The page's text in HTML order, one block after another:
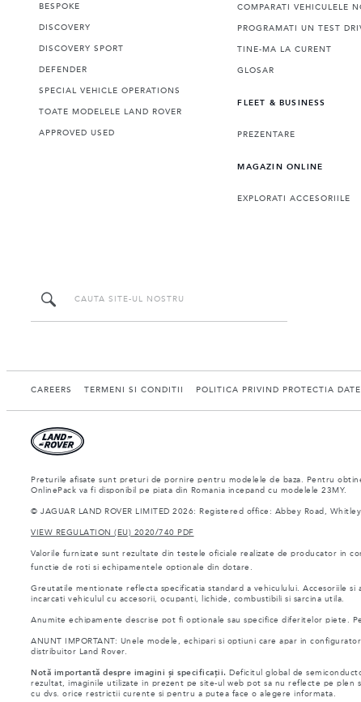
BESPOKE
DISCOVERY
DISCOVERY SPORT
DEFENDER
SPECIAL VEHICLE OPERATIONS
TOATE MODELELE LAND ROVER
APPROVED USED
COMPARATI VEHICULELE
PROGRAMATI UN TEST
TINE-MA LA CURENT
GLOSAR
FLEET & BUSINESS
PREZENTARE
MAGAZIN ONLINE
EXPLORATI ACCESORIILE
CAREERS TERMENI SI CONDITII POLITICA PRIVIND PROTECTIA
Preturile afisate sunt preturi de pornire pentru modelele de baza. Pentru
OnlinePack va fi disponibil pe piata din Romania incepand cu modelele 23MY.
© JAGUAR LAND ROVER LIMITED 2026: Registered office: Abbey Road,
VIEW REGULATION (EU) 2020/740 PDF
Valorile furnizate sunt rezultate din testele oficiale realizate de producator in
functie de roti si echipamentele optionale din dotare.
Greutatile mentionate reflecta specificatia standard a vehiculului. Accesoriile
incarcati vehiculul cu accesorii, ocupanti, lichide, combustibili si sarcina utila.
Anumite echipamente descrise pot fi optionale sau specifice diferitelor piete.
ANUNT IMPORTANT: Unele modele, echipari si optiuni care apar in
distribuitor Land Rover.
Notă importantă despre imagini și specificații. Deficitul global de
rezultat, imaginile utilizate in prezent pe site-ul web pot sa nu reflecte pe plen
cu dvs. orice restrictii curente si pentru a putea face o alegere informata.